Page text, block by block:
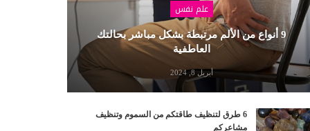
علم نفس
9 أنواع من الألم مرتبطة بشكل مباشر بحالتك
العاطفية
أبريل 8, 2024
6 طرق لتنظيف طاقتكم من السموم وتنظيف
مشاعركم